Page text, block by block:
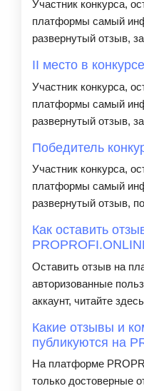
Участник конкурса,
платформы самый
развернутый отзыв,
II место в
Участник конкурса,
платформы самый
развернутый отзыв,
Победитель
Участник конкурса,
платформы самый
развернутый отзыв,
Как оставить
Оставить отзыв на
авторизованные
аккаунт, читайте
Какие отзывы и
публикуются на
На платформе
только достоверные